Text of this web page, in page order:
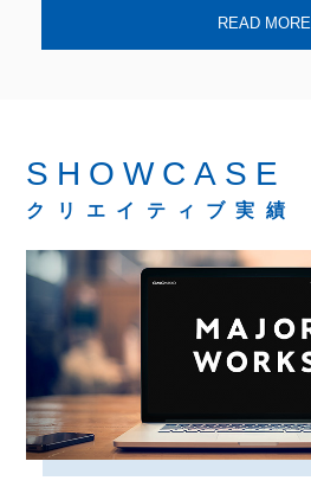
READ MORE
SHOWCASE
クリエイティブ実績